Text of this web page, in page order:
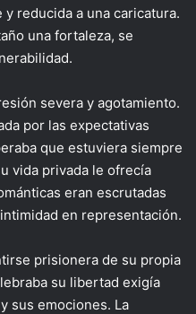
reducida a una caricatura.
una fortaleza, se
severa y agotamiento.
por las expectativas
que estuviera siempre
vida privada le ofrecía
eran escrutadas
en representación.
prisionera de su propia
su libertad exigía
sus emociones. La